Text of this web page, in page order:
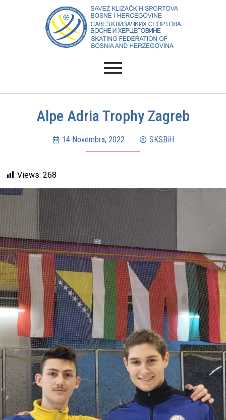
Alpe Adria Trophy Zagreb
14 Novembra, 2022 SKSBiH
Views: 268